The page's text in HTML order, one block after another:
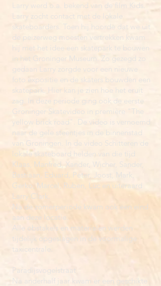
Larry werd o.a. bekend van de film Kids.
Larry zocht contact met de lokale
skateboarders. Toen hij hoorde dat we uit
de peizerweg moesten vertrekken kwam
hij met het idee een skatepark te bouwen
in het Groninger Museum. Zo gezegd zo
gedaan Larry zorgde voor een nieuwe
foto expositie en de skaters bouwden een
skatepark.
Hier kan je zien hoe het eruit
zag. In deze periode ging ook de eerste
Groninger Skatevideo in première "The
yellow brick road". De video is vernoemd
naar de gele steentjes in de binnenstad
van Groningen. In de video Schitteren de
lokale skateboard helden van die tijd
Klaas, Manfred, Xander, Wicher, Sander,
Bastiaan, Eduard, Peter, Joost, Mark,
Gerko, Marcel, Ruben, Luc en uiteraard
Larry Clark.
Na de zomerperiode kwam ook een eind
aan deze locatie.
Alle obstakels en materialen werden
tijdelijk opgeslagen in de voormalige
taxicentrale.
Paradijsvogelstraat
Na anderhalf jaar kwam er een geschikte